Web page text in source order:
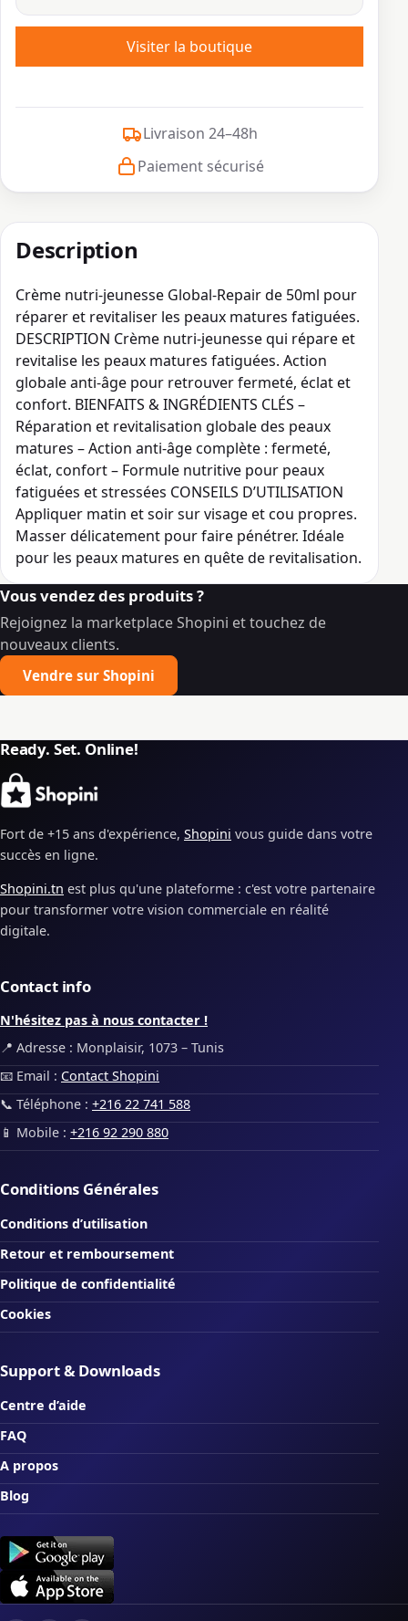
Visiter la boutique
Livraison 24–48h
Paiement sécurisé
Description
Crème nutri-jeunesse Global-Repair de 50ml pour
réparer et revitaliser les peaux matures fatiguées.
DESCRIPTION Crème nutri-jeunesse qui répare et
revitalise les peaux matures fatiguées. Action
globale anti-âge pour retrouver fermeté, éclat et
confort. BIENFAITS & INGRÉDIENTS CLÉS –
Réparation et revitalisation globale des peaux
matures – Action anti-âge complète : fermeté,
éclat, confort – Formule nutritive pour peaux
fatiguées et stressées CONSEILS D’UTILISATION
Appliquer matin et soir sur visage et cou propres.
Masser délicatement pour faire pénétrer. Idéale
pour les peaux matures en quête de revitalisation.
Vous vendez des produits ?
Rejoignez la marketplace Shopini et touchez de
nouveaux clients.
Vendre sur Shopini
Ready. Set. Online!
Fort de +15 ans d'expérience, Shopini vous guide dans votre
succès en ligne.
Shopini.tn est plus qu'une plateforme : c'est votre partenaire
pour transformer votre vision commerciale en réalité
digitale.
Contact info
N'hésitez pas à nous contacter !
📍 Adresse : Monplaisir, 1073 – Tunis
📧 Email : Contact Shopini
📞 Téléphone : +216 22 741 588
📱 Mobile : +216 92 290 880
Conditions Générales
Conditions d’utilisation
Retour et remboursement
Politique de confidentialité
Cookies
Support & Downloads
Centre d’aide
FAQ
A propos
Blog